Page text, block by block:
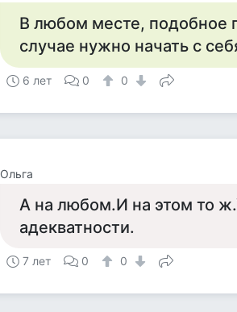
В любом месте, подобное
случае нужно начать с
6 лет 0 0
Ольга
А на любом.И на этом то
адекватности.
7 лет 0 0